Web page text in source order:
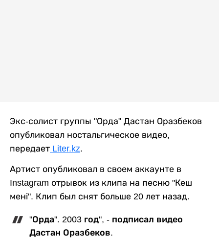
Экс-солист группы "Орда" Дастан Оразбеков
опубликовал ностальгическое видео,
передает Liter.kz.
Артист опубликовал в своем аккаунте в
Instagram отрывок из клипа на песню "Кеш
мені". Клип был снят больше 20 лет назад.
"Орда". 2003 год", - подписал видео
Дастан Оразбеков.